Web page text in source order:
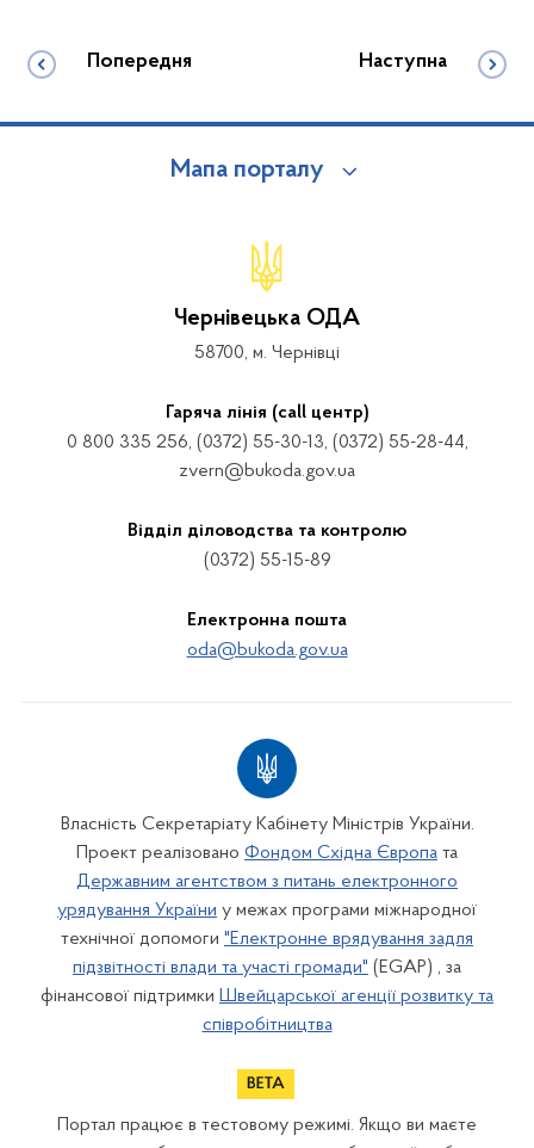
Попередня Наступна
Мапа порталу
Чернівецька ОДА
58700, м. Чернівці
Гаряча лінія (call центр)
0 800 335 256, (0372) 55-30-13, (0372) 55-28-44,
zvern@bukoda.gov.ua
Відділ діловодства та контролю
(0372) 55-15-89
Електронна пошта
oda@bukoda.gov.ua
Власність Секретаріату Кабінету Міністрів України.
Проект реалізовано Фондом Східна Європа та
Державним агентством з питань електронного
урядування України у межах програми міжнародної
технічної допомоги "Електронне врядування задля
підзвітності влади та участі громади" (EGAP) , за
фінансової підтримки Швейцарської агенції розвитку та
співробітництва
Портал працює в тестовому режимі. Якщо ви маєте